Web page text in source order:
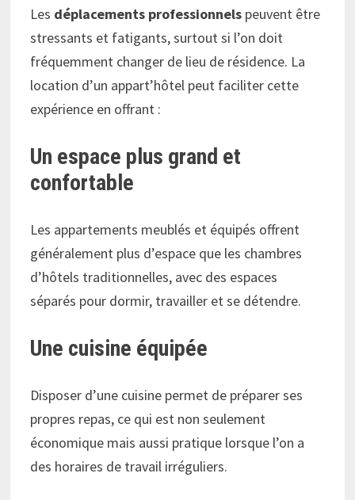
Les déplacements professionnels peuvent être
stressants et fatigants, surtout si l’on doit
fréquemment changer de lieu de résidence. La
location d’un appart’hôtel peut faciliter cette
expérience en offrant :
Un espace plus grand et
confortable
Les appartements meublés et équipés offrent
généralement plus d’espace que les chambres
d’hôtels traditionnelles, avec des espaces
séparés pour dormir, travailler et se détendre.
Une cuisine équipée
Disposer d’une cuisine permet de préparer ses
propres repas, ce qui est non seulement
économique mais aussi pratique lorsque l’on a
des horaires de travail irréguliers.